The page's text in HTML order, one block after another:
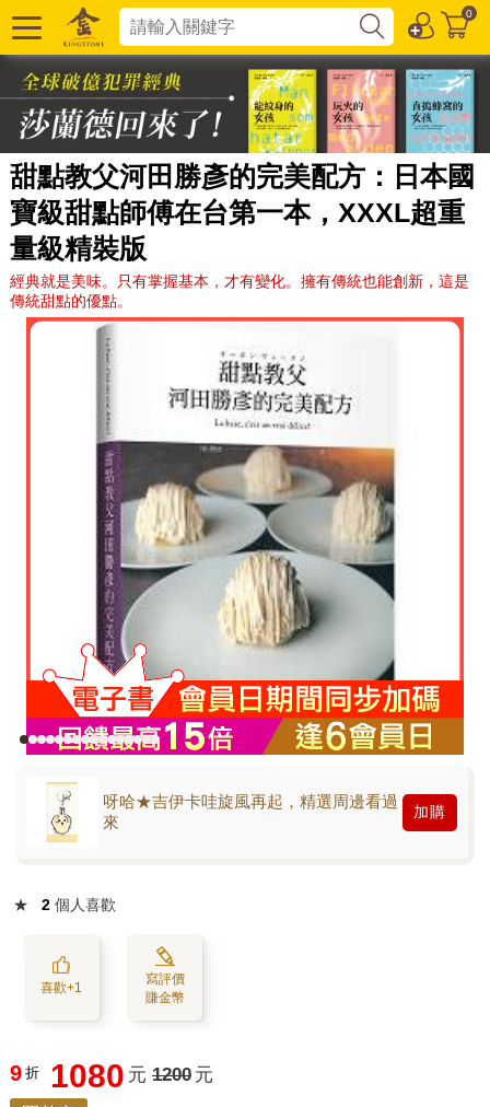
0
甜點教父河田勝彥的完美配方：日本國
寶級甜點師傅在台第一本，XXXL超重
量級精裝版
經典就是美味。只有掌握基本，才有變化。擁有傳統也能創新，這是
傳統甜點的優點。
呀哈★吉伊卡哇旋風再起，精選周邊看過
來
加購
★ 2 個人喜歡
喜歡+1
寫評價
賺金幣
9 折 1080 元 1200 元